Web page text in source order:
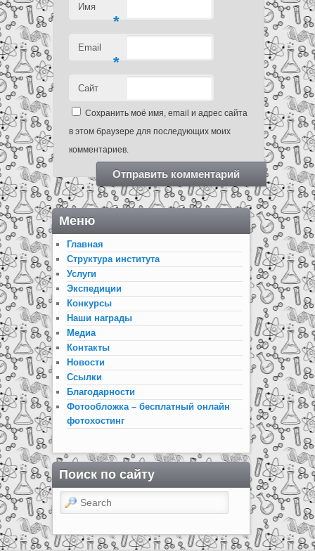
Имя
*
Email
*
Сайт
Сохранить моё имя, email и адрес сайта
в этом браузере для последующих моих
комментариев.
Меню
Главная
Структура института
Услуги
Экспедиции
Конкурсы
Наши награды
Медиа
Контакты
Новости
Ссылки
Благодарности
Фотообложка – бесплатный онлайн
фотохостинг
Поиск по сайту
Search